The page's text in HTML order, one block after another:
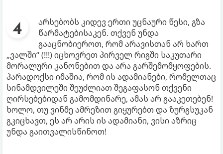
არსებობს კიდევ ერთი უცნაური წესი, გზა
წარმატებისაკენ. თქვენ უნდა
გააცნობიეროთ, რომ არავისთან არ ხართ
„ვალში“ (!!!) იცხოვრეთ პირველ რიგში საკუთარი
მორალური კანონებით და არა გარშემომყოფების.
პარადოქსი იმაშია, რომ ის ადამიანები, რომელთაც
სინამდვილეში შეუძლიათ შეგაფასონ თქვენი
ღირსებებიდან გამომდინარე, ამას არ გააკეთებენ!
ხოლო, თუ ვინმე ამრეზით გიყურებთ და ზურგსუკან
გკიცხავთ, ეს არ არის ის ადამიანი, ვისი აზრიც
უნდა გაითვალისწინოთ!